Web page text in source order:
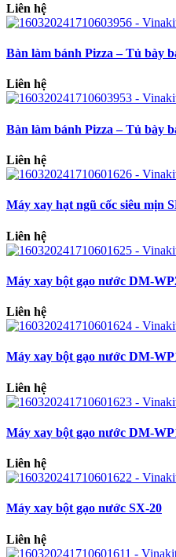
Liên hệ
Bàn làm bánh Pizza – Tủ bày
Liên hệ
Bàn làm bánh Pizza – Tủ bày
Liên hệ
Máy xay hạt ngũ cốc siêu mịn
Liên hệ
Máy xay bột gạo nước DM-
Liên hệ
Máy xay bột gạo nước DM-
Liên hệ
Máy xay bột gạo nước DM-
Liên hệ
Máy xay bột gạo nước SX-20
Liên hệ